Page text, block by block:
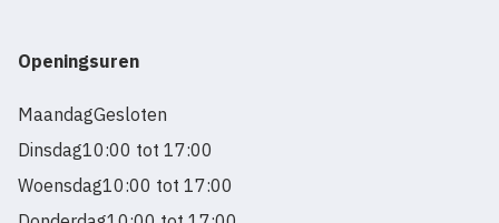
Openingsuren
MaandagGesloten
Dinsdag10:00 tot 17:00
Woensdag10:00 tot 17:00